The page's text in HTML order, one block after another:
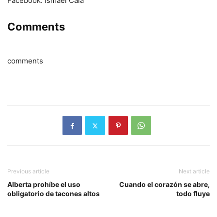
Comments
comments
Previous article
Alberta prohíbe el uso
obligatorio de tacones altos
Next article
Cuando el corazón se abre,
todo fluye